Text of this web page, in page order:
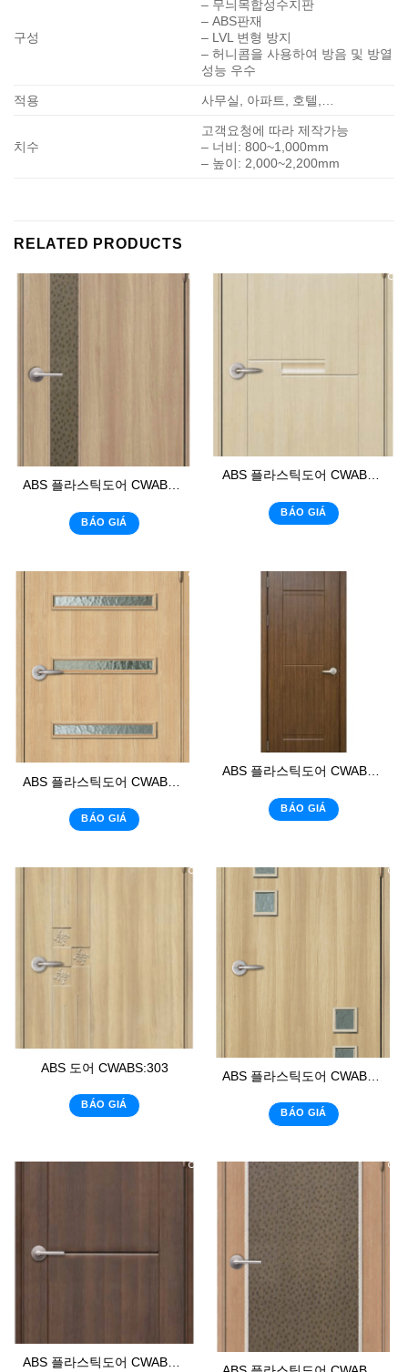
구성
– 무늬목합성수지판
– ABS판재
– LVL 변형 방지
– 허니콤을 사용하여 방음 및 방열
성능 우수
적용 사무실, 아파트, 호텔,…
치수
고객요청에 따라 제작가능
– 너비: 800~1,000mm
– 높이: 2,000~2,200mm
RELATED PRODUCTS
ABS 플라스틱도어 CWABS: 02 – K1
BÁO GIÁ
ABS 플라스틱도어 CWABS: 111
BÁO GIÁ
ABS 플라스틱도어 CWABS: 02 – K3
BÁO GIÁ
ABS 플라스틱도어 CWABS: 113-1
BÁO GIÁ
ABS 도어 CWABS:303
BÁO GIÁ
ABS 플라스틱도어 CWABS: 02 – K6
BÁO GIÁ
ABS 플라스틱도어 CWABS: 113